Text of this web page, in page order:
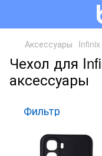
Аксессуары Infinix
Чехол для
аксессуары
Фильтр